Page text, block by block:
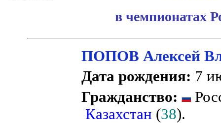
в чемпионатах
ПОПОВ Алексей
Дата рождения: 7
Гражданство:
Казахстан (38).